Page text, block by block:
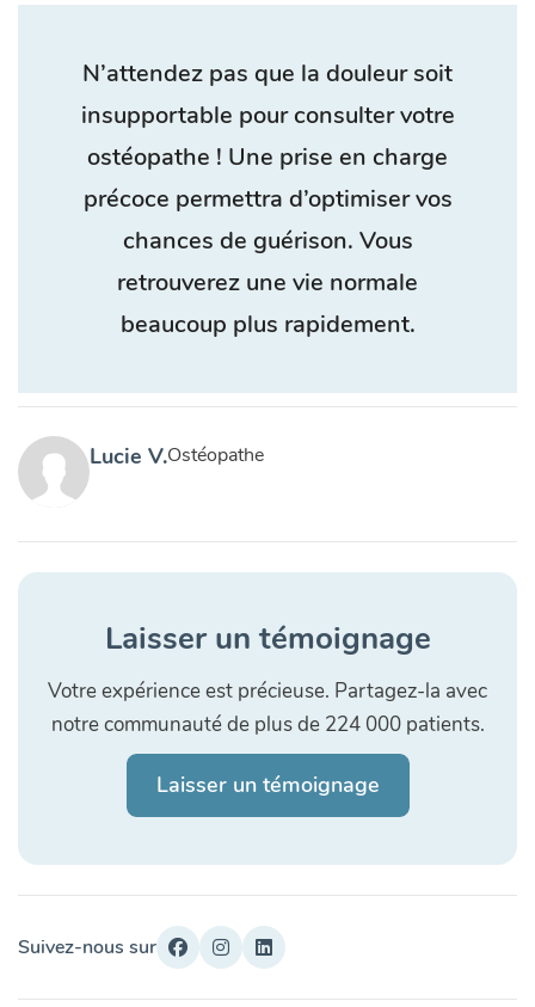
N’attendez pas que la douleur soit
insupportable pour consulter votre
ostéopathe ! Une prise en charge
précoce permettra d’optimiser vos
chances de guérison. Vous
retrouverez une vie normale
beaucoup plus rapidement.
Lucie V.Ostéopathe
Laisser un témoignage
Votre expérience est précieuse. Partagez-la avec
notre communauté de plus de 224 000 patients.
Laisser un témoignage
Suivez-nous sur